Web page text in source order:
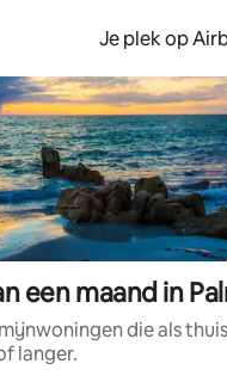
Je plek op
een maand in
die als
langer.